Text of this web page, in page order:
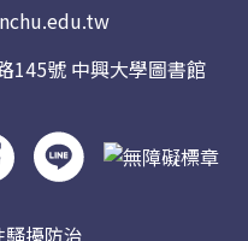
145號 中興大學圖書館
line社
群
騷擾防治